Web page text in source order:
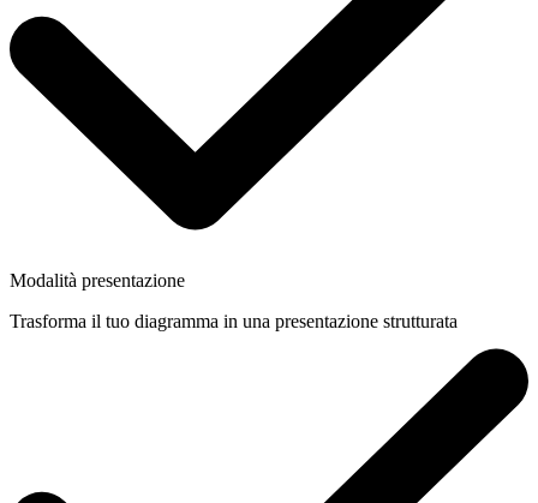
Modalità presentazione
Trasforma il tuo diagramma in una presentazione strutturata